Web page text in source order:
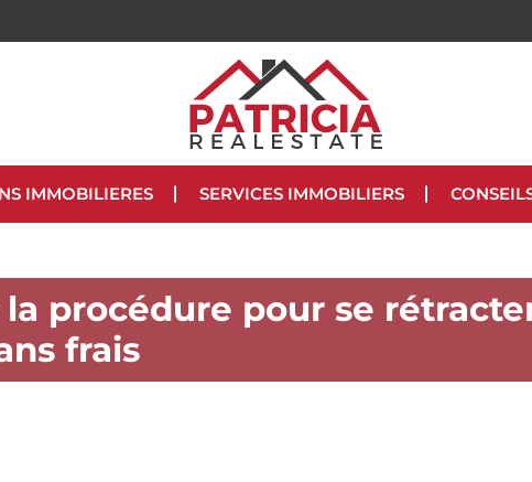
IMMOBILIERES SERVICES IMMOBILIERS
procédure pour se
frais